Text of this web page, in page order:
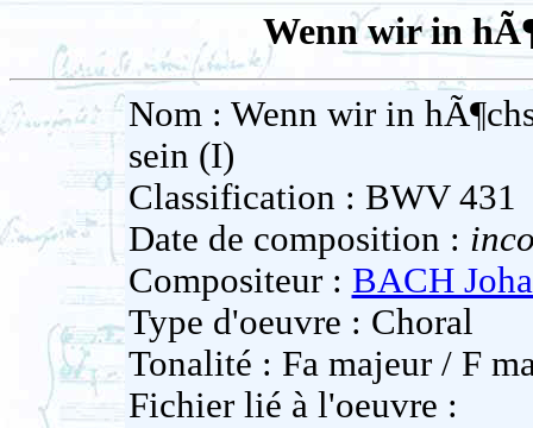
Wenn wir in
Nom : Wenn wir in
sein (I)
Classification : BWV 431
Date de composition :
Compositeur : BACH
Type d'oeuvre : Choral
Tonalité : Fa majeur / F
Fichier lié à l'oeuvre :